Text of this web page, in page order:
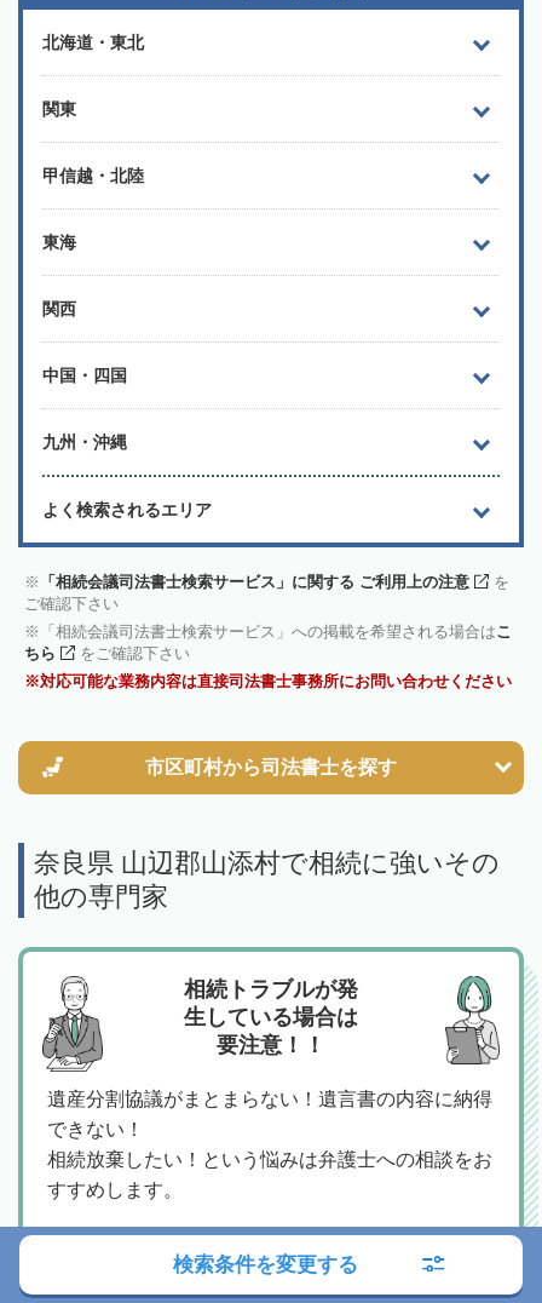
北海道・東北
関東
甲信越・北陸
東海
関西
中国・四国
九州・沖縄
よく検索されるエリア
「相続会議司法書士検索サービス」に関する ご利用上の注意
を
ご確認下さい
「相続会議司法書士検索サービス」への掲載を希望される場合はこ
ちら
をご確認下さい
対応可能な業務内容は直接司法書士事務所にお問い合わせください
市区町村から司法書士を探す
奈良県 山辺郡山添村で相続に強いその
他の専門家
相続トラブルが発
生している場合は
要注意！！
遺産分割協議がまとまらない！遺言書の内容に納得
できない！
相続放棄したい！という悩みは弁護士への相談をお
すすめします。
奈良 山辺郡山添村の相続対応可能な弁護士
検索条件を変更する